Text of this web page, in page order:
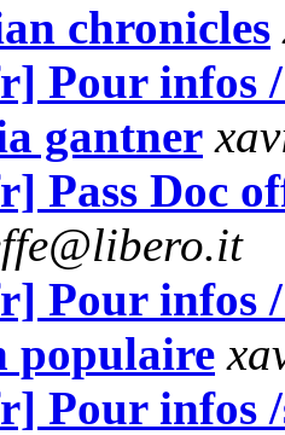
chronicles
Pour infos
gantner
Pass Doc
Pour infos
populaire
Pour infos